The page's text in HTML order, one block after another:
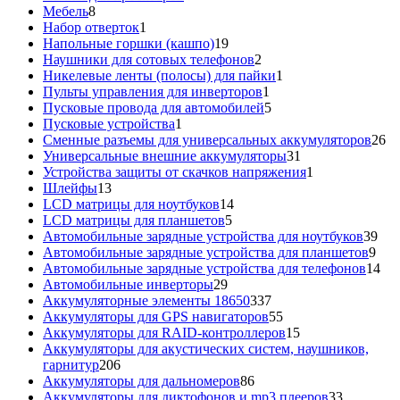
Мебель88
товаров
Набор отверток1
товар
Напольные горшки (кашпо)1919
товаров
Наушники для сотовых телефонов2
товара
Никелевые ленты (полосы) для пайки1
Пульты управления для инверторов1
товар
Пусковые провода для автомобилей55
Пусковые устройства1
товар
Сменные разъемы для универсальных аккумуляторов2626
Универсальные внешние аккумуляторы31
товар
Устройства защиты от скачков напряжения1
Шлейфы1313
товаров
LCD матрицы для ноутбуков1414
LCD матрицы для планшетов55
товаров
Автомобильные зарядные устройства для ноутбуков3939
Автомобильные зарядные устройства для планшетов99
Автомобильные зарядные устройства для телефонов1414
Автомобильные инверторы2929
товаров
Аккумуляторные элементы 18650337337
товаров
Аккумуляторы для GPS навигаторов5555
товаров
Аккумуляторы для RAID-контроллеров1515
товаров
Аккумуляторы для акустических систем, наушников,
гарнитур206206
товаров
Аккумуляторы для дальномеров8686
товаров
33